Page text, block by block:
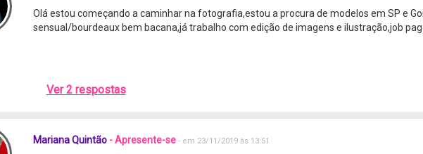
Olá estou começando a caminhar na fotografia,estou a procura de modelos em SP e
sensual/bourdeaux bem bacana,já trabalho com edição de imagens e ilustração,job
Ver 2 respostas
Mariana Quintão - Apresente-se - em 23/11/2019 às 13:51